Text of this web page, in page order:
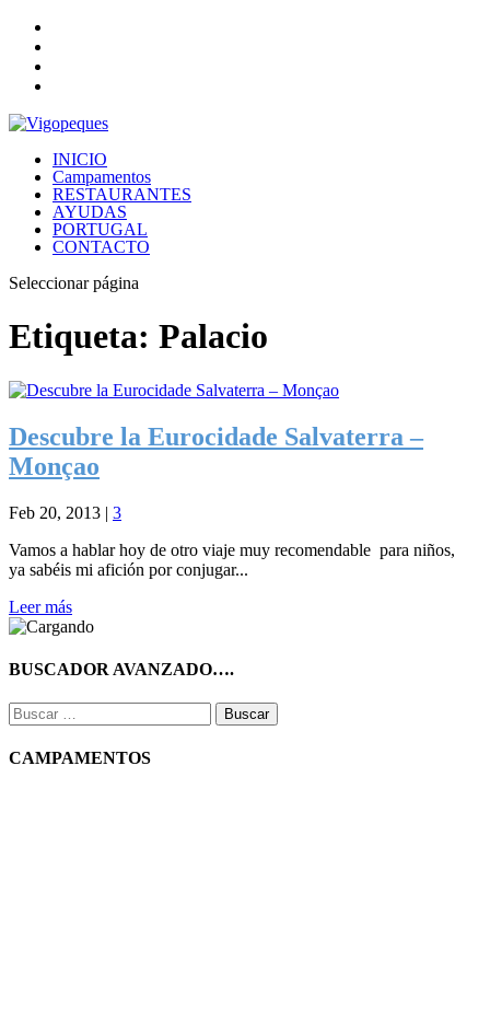
INICIO
Campamentos
RESTAURANTES
AYUDAS
PORTUGAL
CONTACTO
Seleccionar página
Etiqueta: Palacio
Descubre la Eurocidade Salvaterra –
Monçao
Feb 20, 2013 | 3
Vamos a hablar hoy de otro viaje muy recomendable para niños,
ya sabéis mi afición por conjugar...
Leer más
BUSCADOR AVANZADO….
Buscar:
CAMPAMENTOS